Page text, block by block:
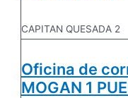
CAPITAN QUESADA 2
Oficina de
MOGAN 1